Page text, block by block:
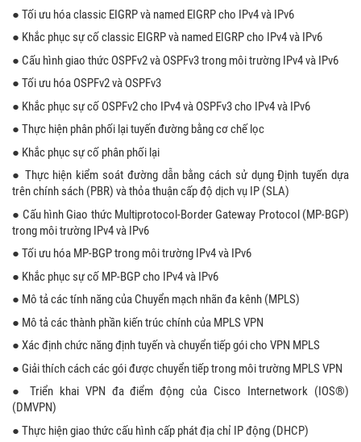
● Tối ưu hóa classic EIGRP và named EIGRP cho IPv4 và IPv6
● Khắc phục sự cố classic EIGRP và named EIGRP cho IPv4 và IPv6
● Cấu hình giao thức OSPFv2 và OSPFv3 trong môi trường IPv4 và IPv6
● Tối ưu hóa OSPFv2 và OSPFv3
● Khắc phục sự cố OSPFv2 cho IPv4 và OSPFv3 cho IPv4 và IPv6
● Thực hiện phân phối lại tuyến đường bằng cơ chế lọc
● Khắc phục sự cố phân phối lại
● Thực hiện kiểm soát đường dẫn bằng cách sử dụng Định tuyến dựa
trên chính sách (PBR) và thỏa thuận cấp độ dịch vụ IP (SLA)
● Cấu hình Giao thức Multiprotocol-Border Gateway Protocol (MP-BGP)
trong môi trường IPv4 và IPv6
● Tối ưu hóa MP-BGP trong môi trường IPv4 và IPv6
● Khắc phục sự cố MP-BGP cho IPv4 và IPv6
● Mô tả các tính năng của Chuyển mạch nhãn đa kênh (MPLS)
● Mô tả các thành phần kiến ​​trúc chính của MPLS VPN
● Xác định chức năng định tuyến và chuyển tiếp gói cho VPN MPLS
● Giải thích cách các gói được chuyển tiếp trong môi trường MPLS VPN
● Triển khai VPN đa điểm động của Cisco Internetwork (IOS®)
(DMVPN)
● Thực hiện giao thức cấu hình cấp phát địa chỉ IP động (DHCP)